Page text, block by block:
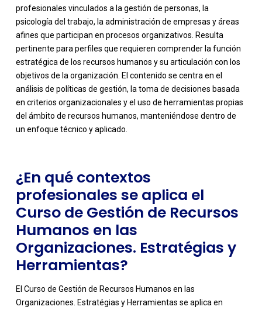
profesionales vinculados a la gestión de personas, la
psicología del trabajo, la administración de empresas y áreas
afines que participan en procesos organizativos. Resulta
pertinente para perfiles que requieren comprender la función
estratégica de los recursos humanos y su articulación con los
objetivos de la organización. El contenido se centra en el
análisis de políticas de gestión, la toma de decisiones basada
en criterios organizacionales y el uso de herramientas propias
del ámbito de recursos humanos, manteniéndose dentro de
un enfoque técnico y aplicado.
-
¿En qué contextos
profesionales se aplica el
Curso de Gestión de Recursos
Humanos en las
Organizaciones. Estratégias y
Herramientas?
El Curso de Gestión de Recursos Humanos en las
Organizaciones. Estratégias y Herramientas se aplica en